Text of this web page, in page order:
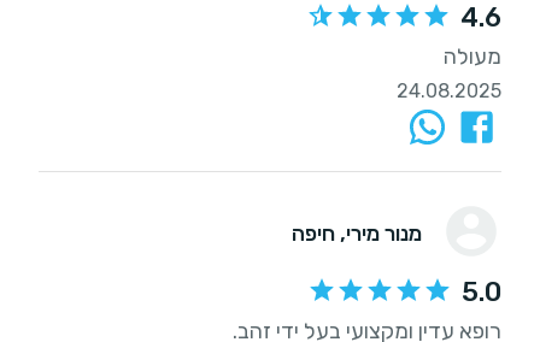
4.6
מעולה
24.08.2025
מנור מירי, חיפה
5.0